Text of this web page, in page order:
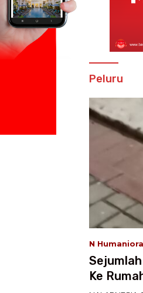
Peluru
N Humaniora
Ke